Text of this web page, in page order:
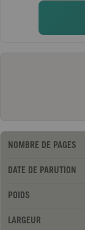
NOMBRE DE PAGES
DATE DE PARUTION
POIDS
LARGEUR